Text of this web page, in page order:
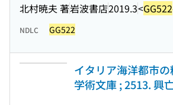
北村暁夫 著岩波書店2019.3<GG522
NDLC GG522
イタリア海洋都市
学術文庫 ; 2513. 興